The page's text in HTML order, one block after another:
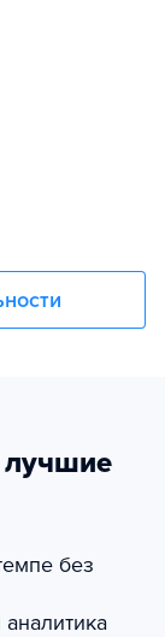
лучшие
без